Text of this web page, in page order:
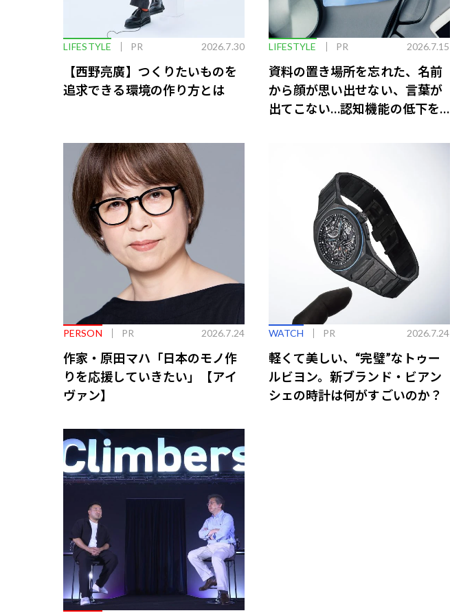
LIFESTYLE PR 2026.7.30
【西野亮廣】つくりたいものを
追求できる環境の作り方とは
LIFESTYLE PR 2026.7.15
資料の置き場所を忘れた、名前
から顔が思い出せない、言葉が
出てこない…認知機能の低下を
PERSON PR 2026.7.24
作家・原田マハ「日本のモノ作
りを応援していきたい」【アイ
ヴァン】
WATCH PR 2026.7.24
軽くて美しい、“完璧”なトゥー
ルビヨン。新ブランド・ビアン
シェの時計は何がすごいのか？